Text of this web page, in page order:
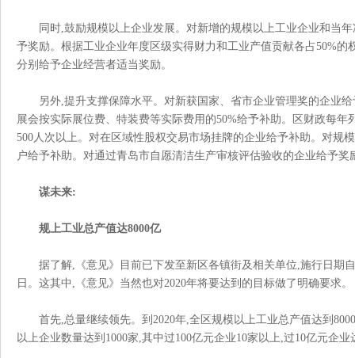
同时,鼓励规模以上企业发展。对新增的规模以上工业企业和当
予奖励。根据工业企业年度区级实得财力和工业产值贡献各占50%
分别给予企业经营者适当奖励。
另外,提升支撑保障水平。对新获国家、省市企业管理奖的企业给
展会按实际展位费、特装费等实际费用的50%给予补助。区财政每
500人次以上。对在区域性股权交易市场挂牌的企业给予补助。对
户给予补助。对通过青岛市自愿清洁生产审核评估验收的企业给予奖
谋未来:
规上工业总产值达8000亿
据了解,《意见》目前已下发至新区各镇街及相关单位,施行日期
日。这其中,《意见》当然也对2020年将要达到的目标做了明确要求
首先,总量继续领先。到2020年,全区规模以上工业总产值达到
以上企业数量达到1000家,其中过100亿元企业10家以上,过10亿元企业